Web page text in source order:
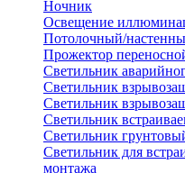
Ночник
Освещение
Потолочный/
Прожектор
Светильник
Светильник
Светильник
Светильник
Светильник
Светильник для
монтажа